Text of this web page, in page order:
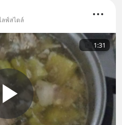
ลฟ์สไตล์
1:31